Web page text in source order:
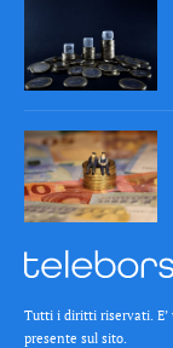
Tutti i diritti riservati. E’
presente sul sito.